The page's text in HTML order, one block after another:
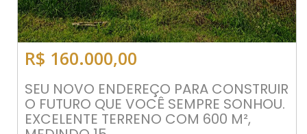
R$ 160.000,00
SEU NOVO ENDEREÇO PARA CONSTRUIR
O FUTURO QUE VOCÊ SEMPRE SONHOU.
EXCELENTE TERRENO COM 600 M²,